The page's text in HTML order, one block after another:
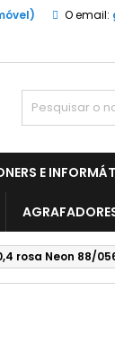
O email:
E
rosa Neon 88/